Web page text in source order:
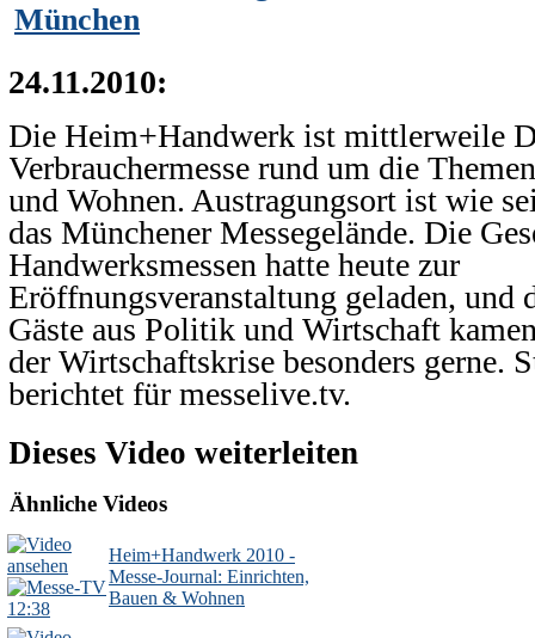
München
24.11.2010:
Die Heim+Handwerk ist mittlerweile
Verbrauchermesse rund um die
und Wohnen. Austragungsort ist wie
das Münchener Messegelände. Die
Handwerksmessen hatte heute zur
Eröffnungsveranstaltung geladen, und
Gäste aus Politik und Wirtschaft
der Wirtschaftskrise besonders gerne.
berichtet für messelive.tv.
Dieses Video weiterleiten
Ähnliche Videos
12:38
Heim+Handwerk 2010 -
Messe-Journal: Einrichten,
Bauen & Wohnen